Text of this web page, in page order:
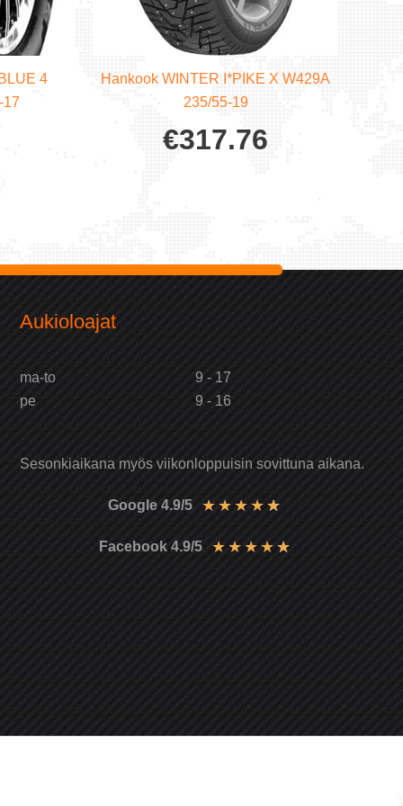
4
17
Hankook WINTER I*PIKE X W429A
235/55-19
€317.76
Aukioloajat
ma-to
9 - 17
pe
9 - 16
Sesonkiaikana myös viikonloppuisin sovittuna aikana.
Google 4.9/5 ★ ★ ★ ★ ★
Facebook 4.9/5 ★ ★ ★ ★ ★